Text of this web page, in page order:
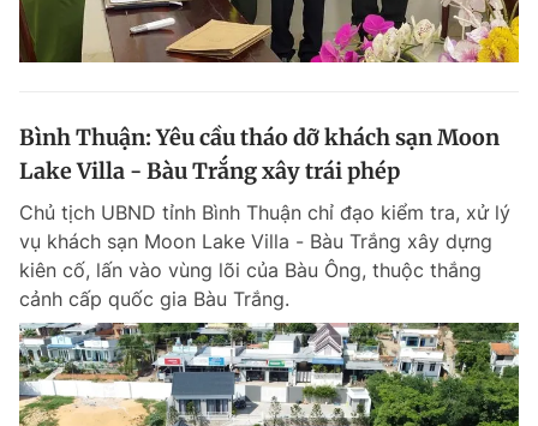
Bình Thuận: Yêu cầu tháo dỡ khách sạn Moon
Lake Villa - Bàu Trắng xây trái phép
Chủ tịch UBND tỉnh Bình Thuận chỉ đạo kiểm tra, xử lý
vụ khách sạn Moon Lake Villa - Bàu Trắng xây dựng
kiên cố, lấn vào vùng lõi của Bàu Ông, thuộc thắng
cảnh cấp quốc gia Bàu Trắng.